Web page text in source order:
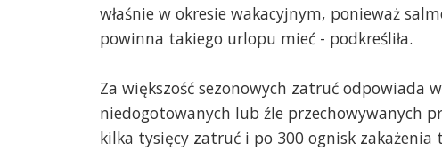
właśnie w okresie wakacyjnym, ponieważ
powinna takiego urlopu mieć - podkreśliła.
Za większość sezonowych zatruć odpowiada
niedogotowanych lub źle przechowywanych
kilka tysięcy zatruć i po 300 ognisk zakażenia